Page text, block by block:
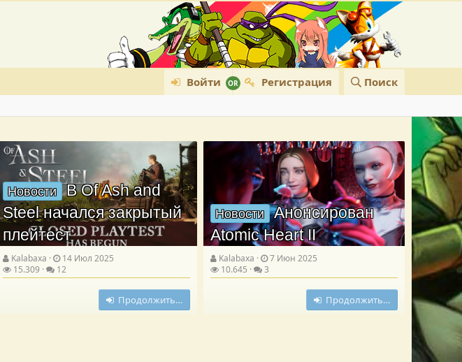
Войти Регистрация Поиск
Новости В Of Ash and
Steel начался закрытый
плейтест
Kalabaxa
14 Июл 2025
15.309
12
Продолжить…
Новости Анонсирован
Atomic Heart II
Kalabaxa
7 Июн 2025
10.645
3
Продолжить…